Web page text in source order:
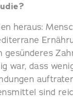
heraus:
gesünderes
war, dass
sind